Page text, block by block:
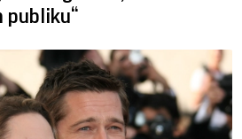
publiku“